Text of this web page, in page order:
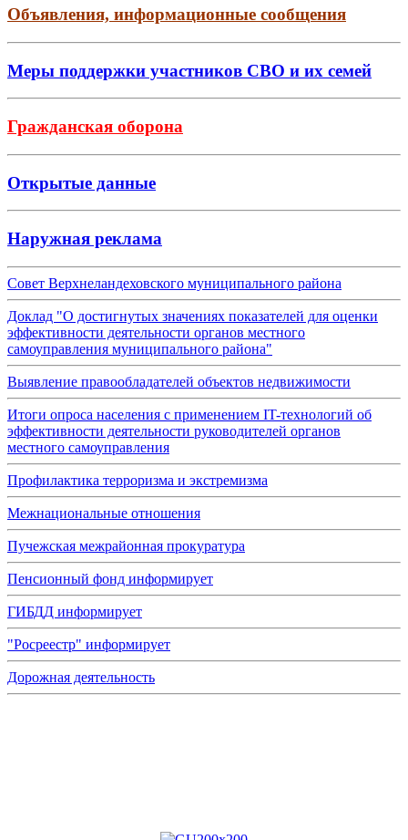
Объявления, информационные сообщения
Меры поддержки участников СВО и их семей
Гражданская оборона
Открытые данные
Наружная реклама
Совет Верхнеландеховского муниципального района
Доклад "О достигнутых значениях показателей для оценки
эффективности деятельности органов местного
самоуправления муниципального района"
Выявление правообладателей объектов недвижимости
Итоги опроса населения с применением IT-технологий об
эффективности деятельности руководителей органов
местного самоуправления
Профилактика терроризма и экстремизма
Межнациональные отношения
Пучежская межрайонная прокуратура
Пенсионный фонд информирует
ГИБДД информирует
"Росреестр" информирует
Дорожная деятельность